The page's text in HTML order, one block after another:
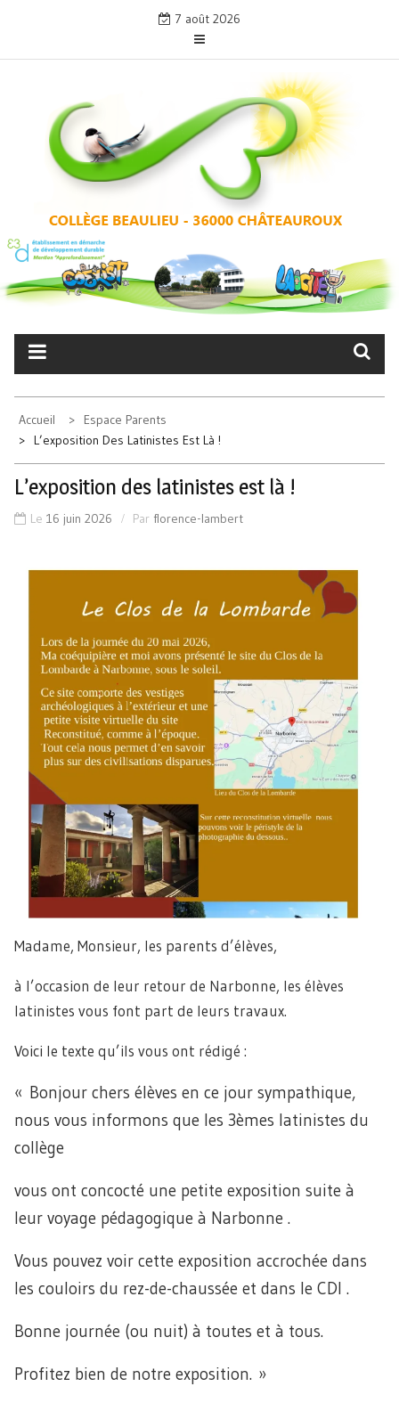
content
7 août 2026
COLLÈGE BEAULIEU –
CHÂTEAUROUX
Accueil
Espace Parents
L’exposition Des Latinistes Est Là !
L’exposition des latinistes est là !
Le 16 juin 2026 Par florence-lambert
Madame, Monsieur, les parents d’élèves,
à l’occasion de leur retour de Narbonne, les élèves
latinistes vous font part de leurs travaux.
Voici le texte qu’ils vous ont rédigé :
« Bonjour chers élèves en ce jour sympathique,
nous vous informons que les 3èmes latinistes du
collège
vous ont concocté une petite exposition suite à
leur voyage pédagogique à Narbonne .
Vous pouvez voir cette exposition accrochée dans
les couloirs du rez-de-chaussée et dans le CDI .
Bonne journée (ou nuit) à toutes et à tous.
Profitez bien de notre exposition. »